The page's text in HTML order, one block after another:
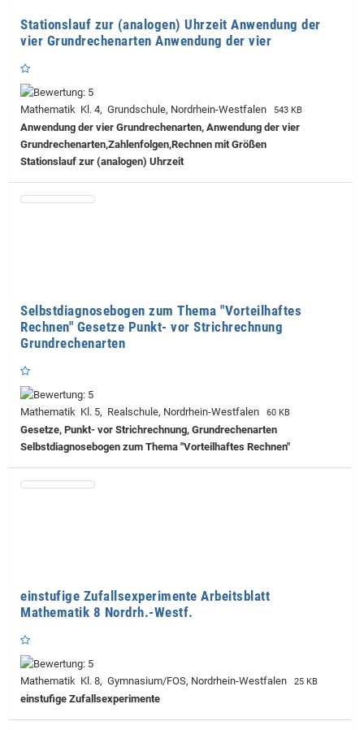
Stationslauf zur (analogen) Uhrzeit Anwendung der
vier Grundrechenarten Anwendung der vier
Mathematik Kl. 4, Grundschule, Nordrhein-Westfalen 543 KB
Anwendung der vier Grundrechenarten, Anwendung der vier
Grundrechenarten,Zahlenfolgen,Rechnen mit Größen
Stationslauf zur (analogen) Uhrzeit
Selbstdiagnosebogen zum Thema "Vorteilhaftes
Rechnen" Gesetze Punkt- vor Strichrechnung
Grundrechenarten
Mathematik Kl. 5, Realschule, Nordrhein-Westfalen 60 KB
Gesetze, Punkt- vor Strichrechnung, Grundrechenarten
Selbstdiagnosebogen zum Thema "Vorteilhaftes Rechnen"
einstufige Zufallsexperimente Arbeitsblatt
Mathematik 8 Nordrh.-Westf.
Mathematik Kl. 8, Gymnasium/FOS, Nordrhein-Westfalen 25 KB
einstufige Zufallsexperimente